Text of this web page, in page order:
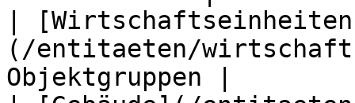
|
(/entitaeten/
Objektgruppen |